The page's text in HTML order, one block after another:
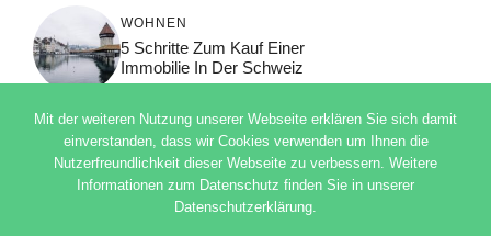
WOHNEN
5 Schritte Zum Kauf Einer
Immobilie In Der Schweiz
© 2026 ADSIMPLE
DATENSCHUTZERKLÄRUNG
Mit der weiteren Nutzung unserer Webseite erklären Sie sich damit
einverstanden, dass wir Cookies verwenden um Ihnen die
Nutzerfreundlichkeit dieser Webseite zu verbessern. Weitere
Informationen zum Datenschutz finden Sie in unserer
Datenschutzerklärung.